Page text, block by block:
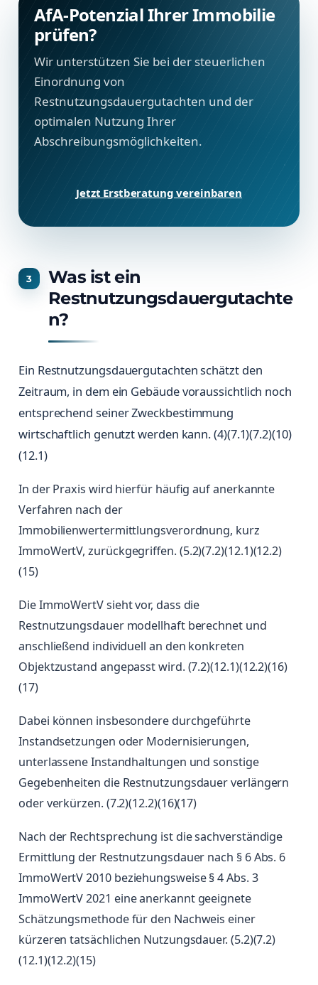
AfA-Potenzial Ihrer Immobilie
prüfen?
Wir unterstützen Sie bei der steuerlichen
Einordnung von
Restnutzungsdauergutachten und der
optimalen Nutzung Ihrer
Abschreibungsmöglichkeiten.
Jetzt Erstberatung vereinbaren
Was ist ein
Restnutzungsdauergutachte
n?
Ein Restnutzungsdauergutachten schätzt den
Zeitraum, in dem ein Gebäude voraussichtlich noch
entsprechend seiner Zweckbestimmung
wirtschaftlich genutzt werden kann. (4)(7.1)(7.2)(10)
(12.1)
In der Praxis wird hierfür häufig auf anerkannte
Verfahren nach der
Immobilienwertermittlungsverordnung, kurz
ImmoWertV, zurückgegriffen. (5.2)(7.2)(12.1)(12.2)
(15)
Die ImmoWertV sieht vor, dass die
Restnutzungsdauer modellhaft berechnet und
anschließend individuell an den konkreten
Objektzustand angepasst wird. (7.2)(12.1)(12.2)(16)
(17)
Dabei können insbesondere durchgeführte
Instandsetzungen oder Modernisierungen,
unterlassene Instandhaltungen und sonstige
Gegebenheiten die Restnutzungsdauer verlängern
oder verkürzen. (7.2)(12.2)(16)(17)
Nach der Rechtsprechung ist die sachverständige
Ermittlung der Restnutzungsdauer nach § 6 Abs. 6
ImmoWertV 2010 beziehungsweise § 4 Abs. 3
ImmoWertV 2021 eine anerkannt geeignete
Schätzungsmethode für den Nachweis einer
kürzeren tatsächlichen Nutzungsdauer. (5.2)(7.2)
(12.1)(12.2)(15)